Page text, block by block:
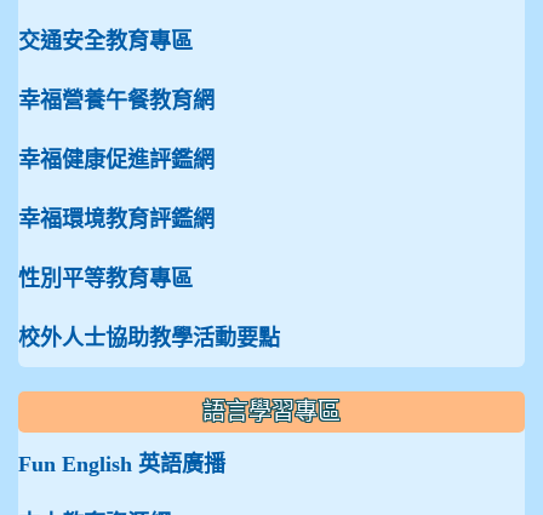
交通安全教育專區
幸福營養午餐教育網
幸福健康促進評鑑網
幸福環境教育評鑑網
性別平等教育專區
校外人士協助教學活動要點
語言學習專區
Fun English 英語廣播